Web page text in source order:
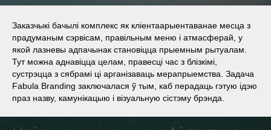
Заказчыкі бачылі комплекс як кліентаарыентаванае месца з
прадуманым сэрвісам, правільным меню і атмасферай, у
якой лазневы адпачынак становіцца прыемным рытуалам.
Тут можна аднавіцца целам, правесці час з блізкімі,
сустрэцца з сябрамі ці арганізаваць мерапрыемства. Задача
Fabula Branding заключалася ў тым, каб перадаць гэтую ідэю
праз назву, камунікацыю і візуальную сістэму брэнда.